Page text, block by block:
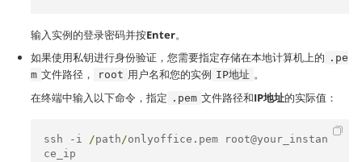
输入实例的登录密码并按Enter。
如果使用私钥进行身份验证，您需要指定存储在本地计算机上的 .pe
m 文件路径， root 用户名和您的实例 IP地址 。
在终端中输入以下命令，指定 .pem 文件路径和IP地址的实际值：
ssh - i /path /onlyoffice . pem root@your_instan
ce_ip